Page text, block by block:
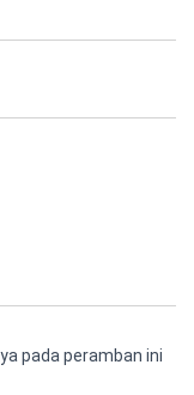
pada peramban ini